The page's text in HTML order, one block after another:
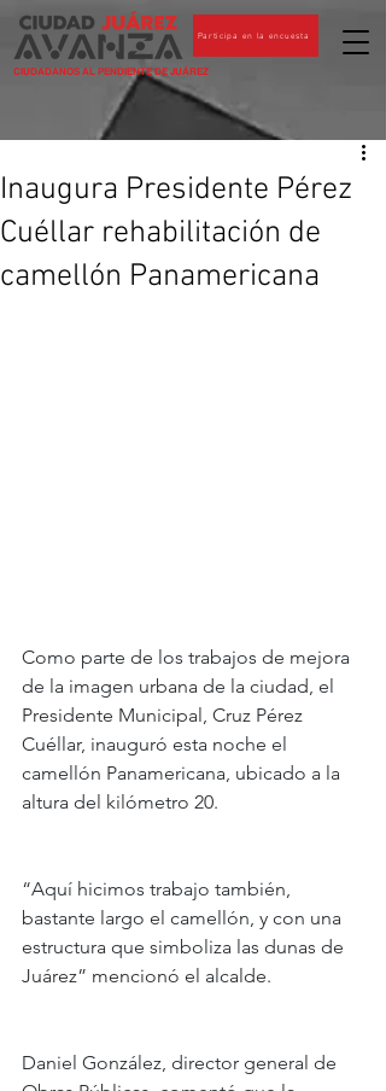
CIUDADANOS AL PENDIENTE DE JUÁREZ
Participa en la encuesta
Inaugura Presidente Pérez
Cuéllar rehabilitación de
camellón Panamericana
Como parte de los trabajos de mejora
de la imagen urbana de la ciudad, el
Presidente Municipal, Cruz Pérez
Cuéllar, inauguró esta noche el
camellón Panamericana, ubicado a la
altura del kilómetro 20.
“Aquí hicimos trabajo también,
bastante largo el camellón, y con una
estructura que simboliza las dunas de
Juárez” mencionó el alcalde.
Daniel González, director general de